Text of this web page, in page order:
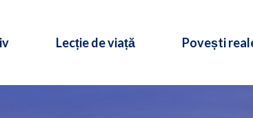
Lecție de viață Povești